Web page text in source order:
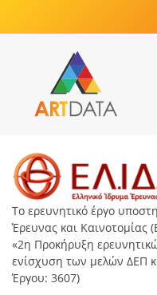
Το ερευνητικό έργο
Έρευνας και Καινοτομίας
«2η Προκήρυξη
ενίσχυση των μελών ΔΕΠ
Έργου: 3607)